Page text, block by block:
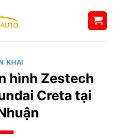
KHAI
hình Zestech
Creta tại